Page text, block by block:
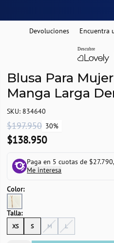
Devoluciones Encuentra
Blusa Para
Manga Larga
SKU: 834640
$197.950 30%
$138.950
Paga en 5 cuotas de
Me interesa
Color:
Talla:
XS
S M L